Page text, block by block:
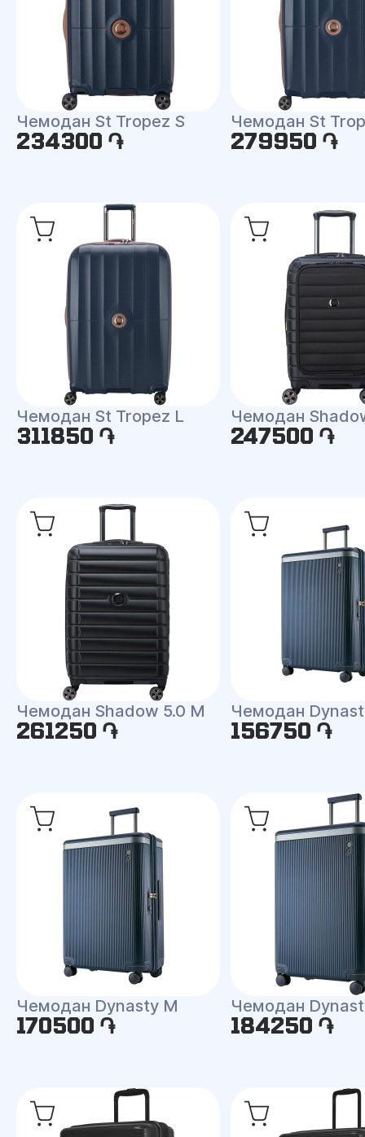
Чемодан St Tropez S
234300 ֏
Чемодан St
279950 ֏
Чемодан St Tropez L
311850 ֏
Чемодан
247500 ֏
Чемодан Shadow 5.0 M
261250 ֏
Чемодан
156750 ֏
Чемодан Dynasty M
170500 ֏
Чемодан
184250 ֏